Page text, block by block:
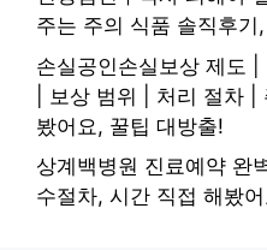
주는 주의 식품 솔직후
손실공인손실보상 제도
| 보상 범위 | 처리 절차
봤어요, 꿀팁 대방출!
상계백병원 진료예약 완
수절차, 시간 직접 해봤